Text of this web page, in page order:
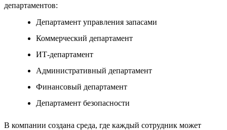
департаментов:
Департамент управления запасами
Коммерческий департамент
ИТ-департамент
Административный департамент
Финансовый департамент
Департамент безопасности
В компании создана среда, где каждый сотрудник может